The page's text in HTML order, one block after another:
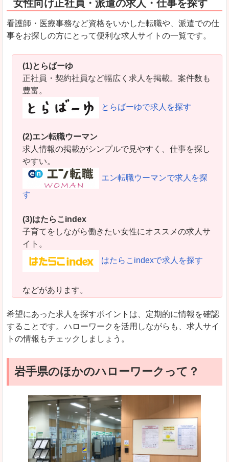
女性向け正社員・派遣の求人・仕事を探す
看護師・医療事務など資格をいかした転職や、派遣での仕
事をお探しの方にとって便利な求人サイトの一覧です。
(1)とらばーゆ
正社員・契約社員など幅広く求人を掲載。案件数も
豊富。
とらばーゆで求人を探す
(2)エン転職ウーマン
求人情報の掲載がシンプルで見やすく、仕事を探し
やすい。
エン転職ウーマンで求人を探
す
(3)はたらこindex
子育てをしながら働きたい女性にオススメの求人サ
イト。
はたらこindexで求人を探す
などがあります。
希望にあった求人を探すポイントは、定期的に情報を確認
することです。ハローワークを活用しながらも、求人サイ
トの情報もチェックしましょう。
岩手県のほかのハローワークって？